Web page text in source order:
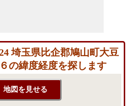
埼玉県比企郡鳩山町大豆
の緯度経度を探します